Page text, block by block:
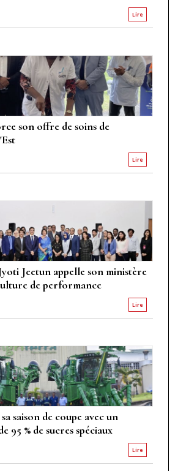
Lire
son offre de soins de
Lire
Jeetun appelle son ministère
de performance
Lire
saison de coupe avec un
95 % de sucres spéciaux
Lire